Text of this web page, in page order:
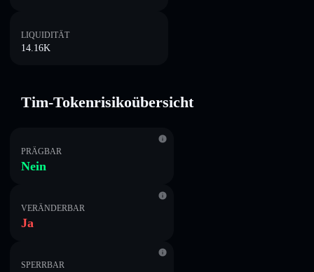
LIQUIDITÄT
14.16K
Tim-Tokenrisikoübersicht
PRÄGBAR
Nein
VERÄNDERBAR
Ja
SPERRBAR